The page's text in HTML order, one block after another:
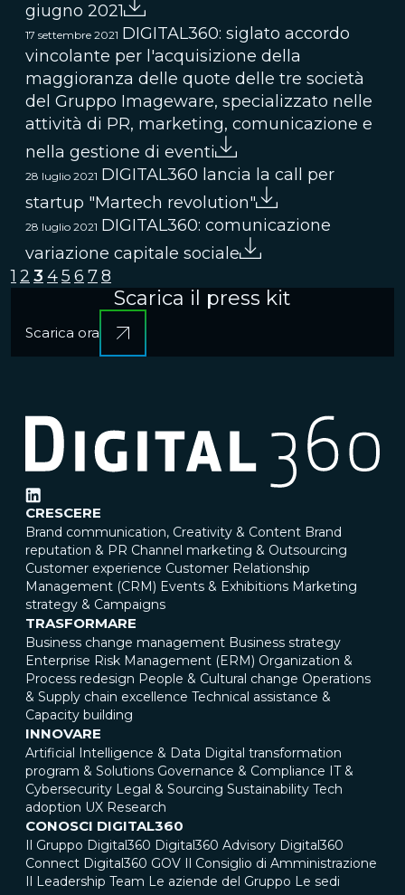
giugno 2021
17 settembre 2021 DIGITAL360: siglato accordo
vincolante per l'acquisizione della
maggioranza delle quote delle tre società
del Gruppo Imageware, specializzato nelle
attività di PR, marketing, comunicazione e
nella gestione di eventi
28 luglio 2021 DIGITAL360 lancia la call per
startup "Martech revolution"
28 luglio 2021 DIGITAL360: comunicazione
variazione capitale sociale
1 2 3 45 6 78
Scarica il press kit
Scarica ora
CRESCERE
Brand communication, Creativity & Content Brand
reputation & PR Channel marketing & Outsourcing
Customer experience Customer Relationship
Management (CRM) Events & Exhibitions Marketing
strategy & Campaigns
TRASFORMARE
Business change management Business strategy
Enterprise Risk Management (ERM) Organization &
Process redesign People & Cultural change Operations
& Supply chain excellence Technical assistance &
Capacity building
INNOVARE
Artificial Intelligence & Data Digital transformation
program & Solutions Governance & Compliance IT &
Cybersecurity Legal & Sourcing Sustainability Tech
adoption UX Research
CONOSCI DIGITAL360
Il Gruppo Digital360 Digital360 Advisory Digital360
Connect Digital360 GOV Il Consiglio di Amministrazione
Il Leadership Team Le aziende del Gruppo Le sedi